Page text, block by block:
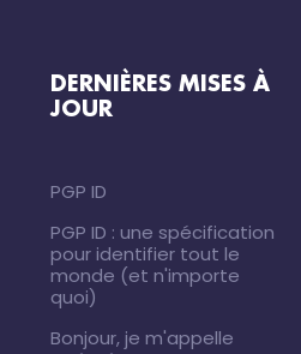
DERNIÈRES MISES À
JOUR
PGP ID
PGP ID : une spécification
pour identifier tout le
monde (et n'importe
quoi)
Bonjour, je m'appelle